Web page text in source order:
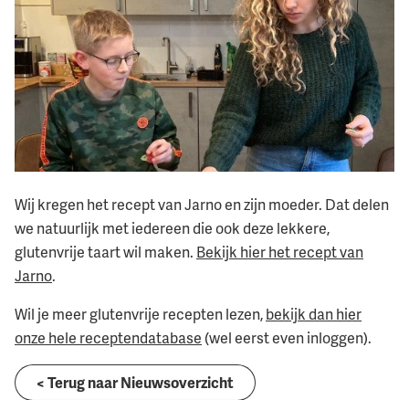
Wij kregen het recept van Jarno en zijn moeder. Dat delen
we natuurlijk met iedereen die ook deze lekkere,
glutenvrije taart wil maken. Bekijk hier het recept van
Jarno.
Wil je meer glutenvrije recepten lezen,bekijk dan hier
onze hele receptendatabase (wel eerst even inloggen).
< Terug naar Nieuwsoverzicht